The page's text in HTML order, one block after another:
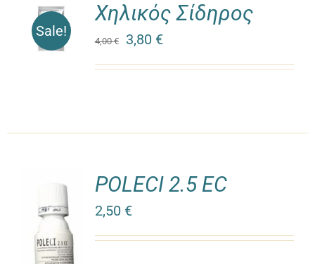
Sale!
Χηλικός Σίδηρος
4,00€ 3,80 €
POLECI 2.5 EC
2,50 €